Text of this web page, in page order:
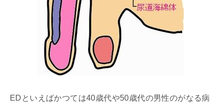
EDといえばかつては40歳代や50歳代の男性のがなる病